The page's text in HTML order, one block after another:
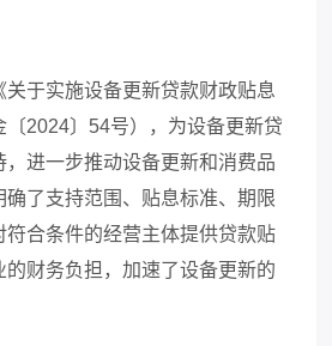
于实施设备更新贷款财政贴息
〔2024〕 54号），为设备更新贷
进一步推动设备更新和消费品
确了支持范围、贴息标准、期限
符合条件的经营主体提供贷款贴
的财务负担，加速了设备更新的